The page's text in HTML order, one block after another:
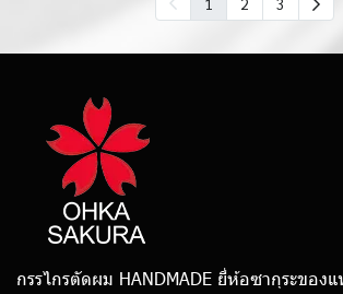
กรรไกรตัดผม HANDMADE ยี่ห้อซากุระของแ